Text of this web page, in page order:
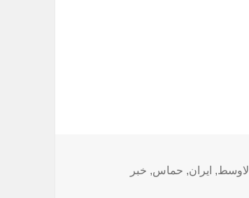
الاوسط, ایران, حماس, خبر